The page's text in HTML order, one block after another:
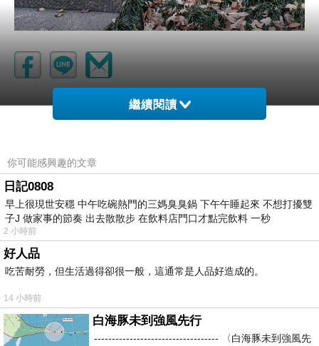
〈一剪梅.荷蛙〉
真是美！吉祥如意
繼續閱讀
你可能感興趣的文章
日記0808
早上很現世安穩 中午吃碗熱門的三媽臭臭鍋 下午午睡起來 不想打擾雙
子J 做家事的節奏 出去散散步 在飲料店門口才點完飲料 一秒
2 小時前
好人品
吃苦耐勞，但生活過得卻很一般，這通常是人品好造成的。
14 小時前
白海豚未到強風先行
----------------------------------- 〈白海豚未到強風先